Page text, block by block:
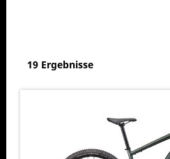
19 Ergebnisse